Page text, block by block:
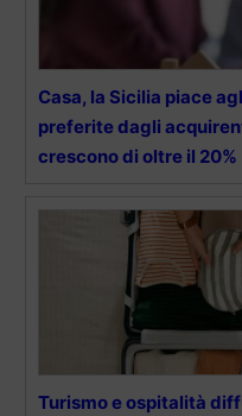
Casa, la Sicilia piace
preferite dagli
crescono di oltre il 20%
Turismo e ospitalità